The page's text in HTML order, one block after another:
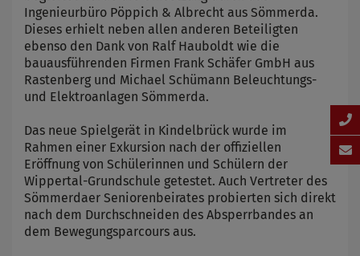
Ingenieurbüro Pöppich & Albrecht aus Sömmerda.
Dieses erhielt neben allen anderen Beteiligten
ebenso den Dank von Ralf Hauboldt wie die
bauausführenden Firmen Frank Schäfer GmbH aus
Rastenberg und Michael Schümann Beleuchtungs-
und Elektroanlagen Sömmerda.
Das neue Spielgerät in Kindelbrück wurde im
Rahmen einer Exkursion nach der offiziellen
Eröffnung von Schülerinnen und Schülern der
Wippertal-Grundschule getestet. Auch Vertreter des
Sömmerdaer Seniorenbeirates probierten sich direkt
nach dem Durchschneiden des Absperrbandes an
dem Bewegungsparcours aus.